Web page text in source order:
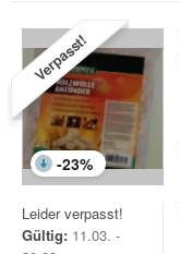
Verpasst!
-23%
Leider verpasst!
Gültig: 11.03. -